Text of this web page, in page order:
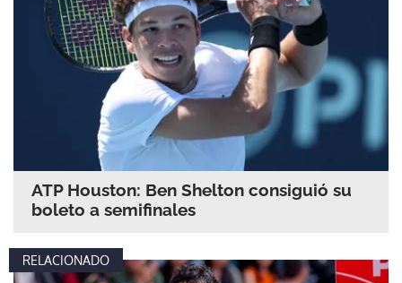
ATP Houston: Ben Shelton consiguió su
boleto a semifinales
RELACIONADO